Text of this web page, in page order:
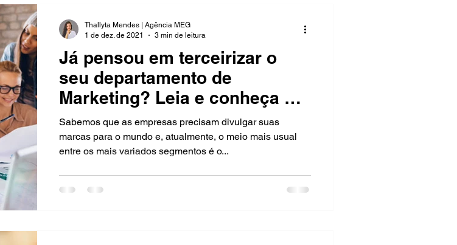
Já pensou em terceirizar o
seu departamento de
Marketing? Leia e conheça os
benefícios!
Sabemos que as empresas precisam divulgar suas
marcas para o mundo e, atualmente, o meio mais usual
entre os mais variados segmentos é o...
Thallyta Mendes | Agência MEG
1 de dez. de 2021
3 min de leitura